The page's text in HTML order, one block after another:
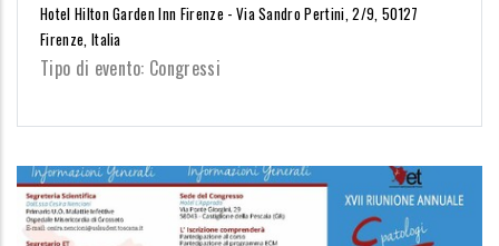
Hotel Hilton Garden Inn Firenze - Via Sandro Pertini, 2/9, 50127
Firenze, Italia
Tipo di evento: Congressi